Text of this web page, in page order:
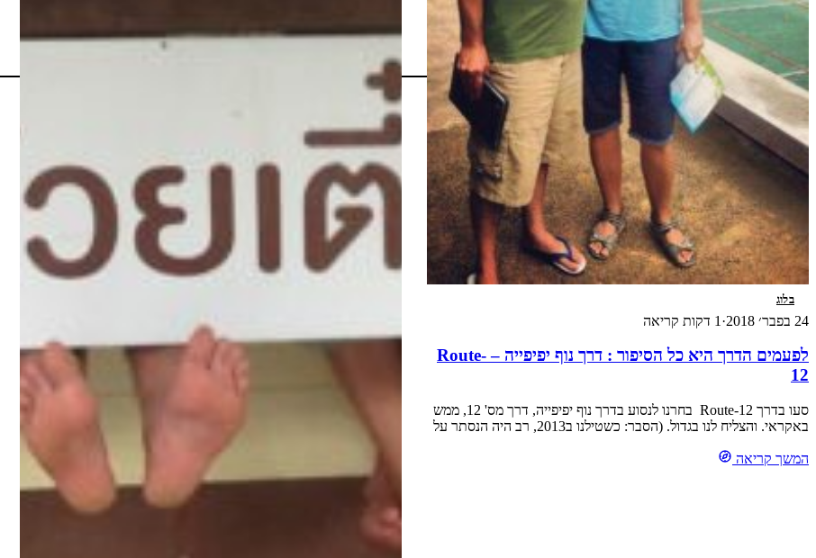
בלוג
24 בפבר׳ 2018 · 1 דקות קריאה
לפעמים הדרך היא כל הסיפור : דרך נוף יפיפייה – Route-
12
סעו בדרך Route-12 בחרנו לנסוע בדרך נוף יפיפייה, דרך מס' 12, ממש
באקראי. והצליח לנו בגדול. (הסבר: כשטילנו ב2013, רב היה הנסתר על
מפיצ'אנלוק לסוקותאי עוברת בנוף יפיפייה. רצוף מפלים, בתי קפה
המשך קריאה